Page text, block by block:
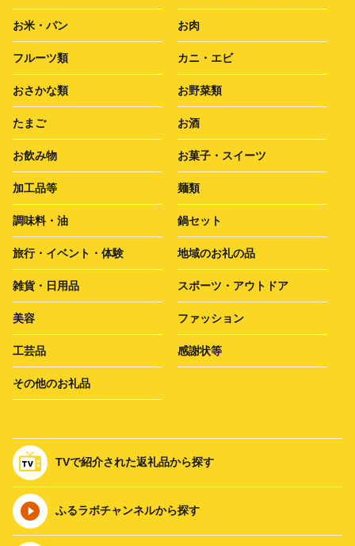
お米・パン お肉
フルーツ類 カニ・エビ
おさかな類 お野菜類
たまご お酒
お飲み物 お菓子・スイーツ
加工品等 麺類
調味料・油 鍋セット
旅行・イベント・体験 地域のお礼の品
雑貨・日用品 スポーツ・アウトドア
美容 ファッション
工芸品 感謝状等
その他のお礼品
TVで紹介された返礼品から探す
ふるラボチャンネルから探す